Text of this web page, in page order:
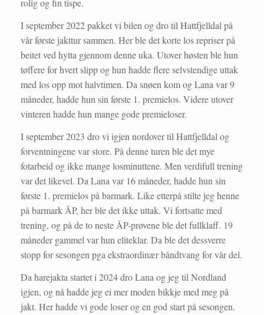
rolig og fin tispe.
I september 2022 pakket vi bilen og dro til Hattfjelldal på
vår første jakttur sammen. Her ble det korte los repriser på
beitet ved hytta gjennom denne uka. Utover høsten ble hun
tøffere for hvert slipp og hun hadde flere selvstendige uttak
med los opp mot halvtimen. Da snøen kom og Lana var 9
måneder, hadde hun sin første 1. premielos. Videre utover
vinteren hadde hun mange gode premieloser.
I september 2023 dro vi igjen nordover til Hattfjelldal og
forventningene var store. På denne turen ble det mye
fotarbeid og ikke mange losminuttene. Men verdifull trening
var det likevel. Da Lana var 16 måneder, hadde hun sin
første 1. premielos på barmark. Like etterpå stilte jeg henne
på barmark ÅP, her ble det ikke uttak. Vi fortsatte med
trening, og på de to neste ÅP-prøvene ble det fullklaff. 19
måneder gammel var hun eliteklar. Da ble det dessverre
stopp for sesongen pga ekstraordinær båndtvang for vår del.
Da harejakta startet i 2024 dro Lana og jeg til Nordland
igjen, og nå hadde jeg ei mer moden bikkje med meg på
jakt. Her hadde vi gode loser og en god start på sesongen.